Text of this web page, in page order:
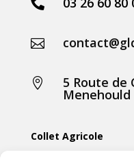


 5 Route de
Menehould
Collet Agricole